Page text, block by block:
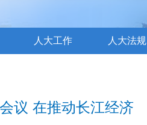
人大工作 人大法规
议 在推动长江经济